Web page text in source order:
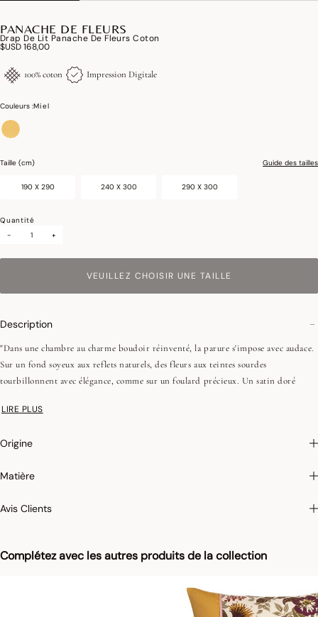
PANACHE DE FLEURS
Drap De Lit Panache De Fleurs Coton
$USD 168,00
100% coton Impression Digitale
Couleurs :Miel
Taille (cm) Guide des tailles
190 X 290 240 X 300 290 X 300
Quantité
-
+
VEUILLEZ CHOISIR UNE TAILLE
Complétez avec les autres produits de la collection
Description
"Dans une chambre au charme boudoir réinventé, la parure s'impose avec audace.
Sur un fond soyeux aux reflets naturels, des fleurs aux teintes sourdes
tourbillonnent avec élégance, comme sur un foulard précieux. Un satin doré
caractère. Une création exubérante et raffinée, pour des atmosphères feutrées et
•Satin uni
soyeuse et kimono précieux, pour des instants feutrés tout en élégance."
Afin de conserver leur éclat dans le temps et faciliter leur entretien, nous
LIRE PLUS
Origine
Matière
Avis Clients